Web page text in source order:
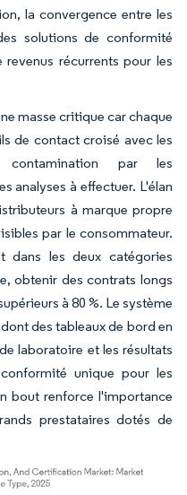
la convergence entre les
solutions de conformité
récurrents pour les
masse critique car chaque
de contact croisé avec les
par les
analyses à effectuer. L'élan
à marque propre
par le consommateur.
dans les deux catégories
obtenir des contrats longs
à 80 %. Le système
des tableaux de bord en
laboratoire et les résultats
unique pour les
bout renforce l'importance
prestataires dotés de